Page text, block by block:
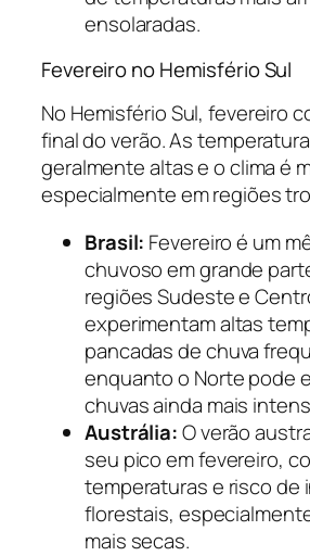
ensolaradas.
Fevereiro no Hemisfério Sul
No Hemisfério Sul, fevereiro
final do verão. As
geralmente altas e o clima é
especialmente em regiões
Brasil: Fevereiro é um
chuvoso em grande
regiões Sudeste e
experimentam altas
pancadas de chuva
enquanto o Norte pode
chuvas ainda mais
Austrália:O verão
seu pico em fevereiro,
temperaturas e risco de
florestais,
mais secas.